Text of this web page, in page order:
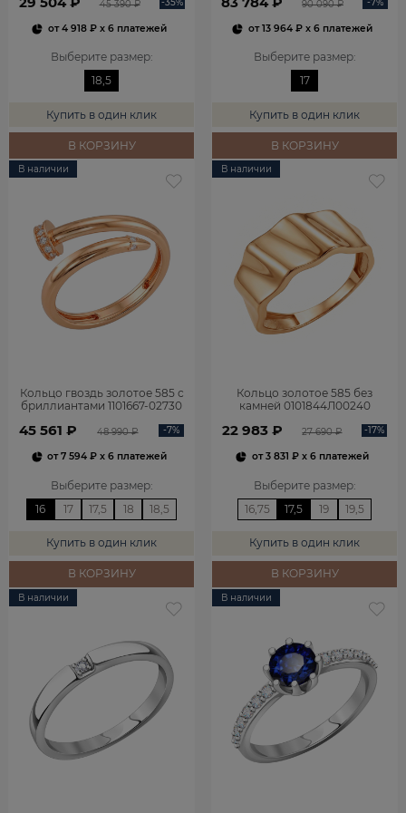
45 390 ₽
от4 918 ₽x 6 платежей
Выберите размер:
18,5
Купить в один клик
В КОРЗИНУ
90 090 ₽
от13 964 ₽x 6 платежей
Выберите размер:
17
Купить в один клик
В КОРЗИНУ
В наличии
Кольцо гвоздь золотое 585 с
бриллиантами 1101667-02730
45 561 ₽ 48 990 ₽ -7%
от7 594 ₽ x 6 платежей
Выберите размер:
16
17 17,5 18 18,5
Купить в один клик
В КОРЗИНУ
В наличии
Кольцо золотое 585 без
камней 0101844Л00240
22 983 ₽ 27 690 ₽ -17%
от3 831 ₽x 6 платежей
Выберите размер:
16,75
17,5 19 19,5
Купить в один клик
В КОРЗИНУ
В наличии В наличии